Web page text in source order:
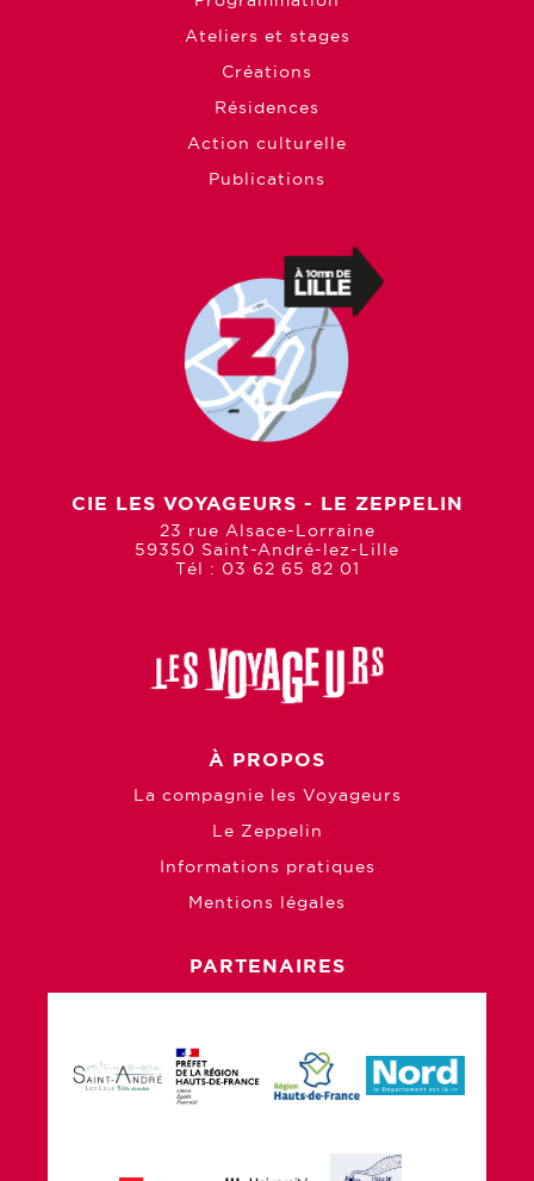
Ateliers et stages
Créations
Résidences
Action culturelle
Publications
CIE LES VOYAGEURS - LE ZEPPELIN
23 rue Alsace-Lorraine
59350 Saint-André-lez-Lille
Tél : 03 62 65 82 01
À PROPOS
La compagnie les Voyageurs
Le Zeppelin
Informations pratiques
Mentions légales
PARTENAIRES